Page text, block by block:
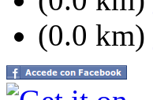
(0.0 km)